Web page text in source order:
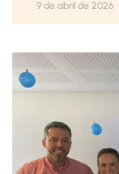
9 de abril de 2026